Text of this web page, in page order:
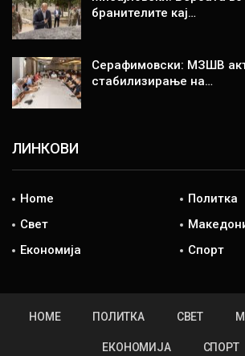
бранителите кај…
Серафимовски: МЗШВ
стабилизирање на…
ЛИНКОВИ
Home
Политка
Свет
Економија
Спорт
HOME ПОЛИТКА СВЕТ
ЕКОНОМИЈА СПОРТ